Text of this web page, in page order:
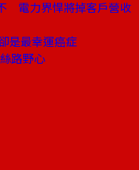
電力界悍將掉客戶營收
是最幸運癌症
路野心